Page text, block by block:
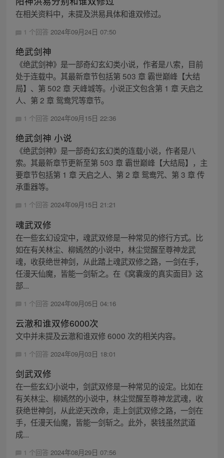
在相关资料中，未提及洪易具体和谁双修过。
1 个回答 2024年09月24日 07:50
绝武剑神
《绝武剑神》是一部奇幻玄幻类小说，作者是八索，目前
处于连载中。其最新章节包括第 503 章 霸世巅峰【大结
局】、第 502 章 天峰城等。小说正文包含第 1 章 天启之
人、第 2 章 鸳鸯咒等章节。
1 个回答 2024年09月15日 22:36
绝武剑神 小说
《绝武剑神》是一部奇幻玄幻类的连载小说，作者是八
索。其最新章节更新至第 503 章 霸世巅峰【大结局】，主
要章节包括第 1 章 天启之人、第 2 章 鸳鸯咒、第 3 章 传
承重器等。
1 个回答 2024年09月15日 21:21
魂武双修
在一些玄幻设定中，魂武双修是一种常见的修行方式。比
如在有关林尘、柳嫣然的小说中，林尘觉醒至尊神龙武
魂，收获绝世神剑，从此踏上魂武双修之路，一剑在手，
任漫天仙魔，皆能一剑斩之。在《窝囊废的真实面目》这
部...
1 个回答 2024年09月05日 04:16
云澈和谁双修6000次
文中并未提及云澈和谁双修 6000 次的相关内容。
1 个回答 2024年09月03日 18:01
剑武双修
在一些玄幻小说中，剑武双修是一种常见的设定。比如在
有关林尘、柳嫣然的小说中，林尘觉醒至尊神龙武魂，收
获绝世神剑，从此逆天改命，走上剑武双修之路，一剑在
手，任漫天仙魔，皆能一剑斩之。此外，裴钱虽然武道
成...
1 个回答 2024年08月29日 07:56